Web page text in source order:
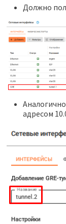
Должно
адресом